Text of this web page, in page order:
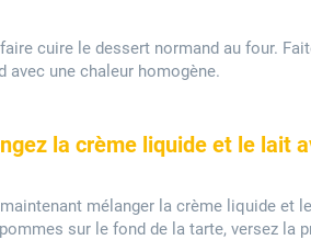
cuire le dessert normand au four.
avec une chaleur homogène.
la crème liquide et le lait
mélanger la crème liquide et
sur le fond de la tarte, versez la